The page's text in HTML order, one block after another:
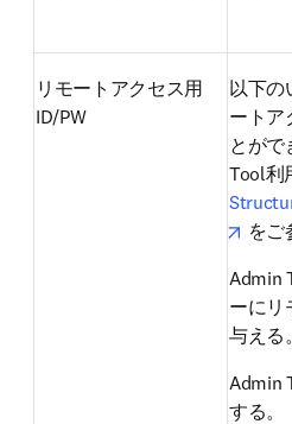
リモートアクセス用
ID/PW
以下の
ートア
とがで
Tool利
をご
Admin
ーにリ
与える。
Admin
する。